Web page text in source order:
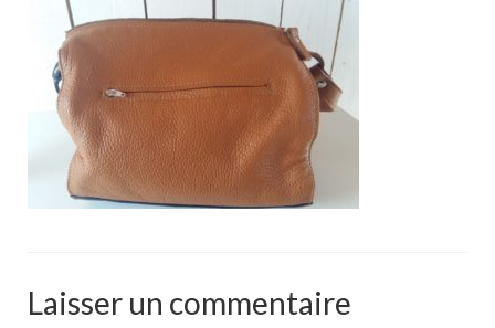
Commandes particulières
E-Boutique
Pour acheter
Contact
Laisser un commentaire